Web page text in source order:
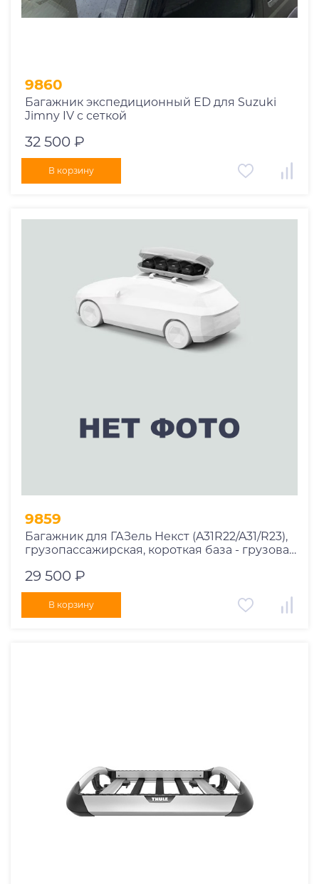
9860
Багажник экспедиционный ED для Suzuki
Jimny IV с сеткой
32 500 ₽
В корзину
9859
Багажник для ГАЗель Некст (A31R22/A31/R23),
грузопассажирская, короткая база - грузовая
29 500 ₽
В корзину